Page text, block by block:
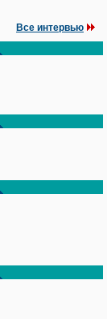
Все интервью